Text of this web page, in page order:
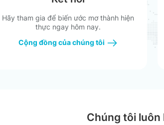
Oxii - Công Tắc Vuông Công
Hãy tham gia để biến ước mơ thành hiện
thực ngay hôm nay.
Cộng đồng của chúng tôi
Chúng tôi luôn